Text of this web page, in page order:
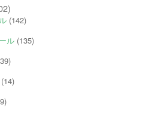
(142)
ル(135)